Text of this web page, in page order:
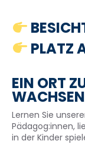
PLATZ
EIN ORT
WACHSEN
Lernen Sie
Pädagog:innen,
in der Kinder